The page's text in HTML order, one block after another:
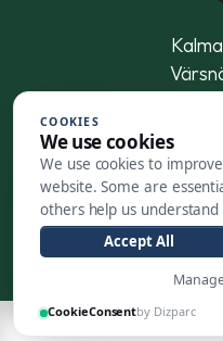
Kontakt
COOKIES
We use cookies
We use cookies to
website. Some are
others help us
Accept All
CookieConsentby Dizparc